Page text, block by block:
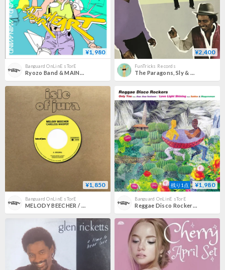
¥1,980
Banguard OnLinE sTorE
Ryozo Band & MAINAMIND / Eat Your Heart (Lovers Rock Mix) [7inch]
¥2,400
FunTricks Records
The Paragons, Sly & Robbie - Sly & Robbie Meet The Paragons [LP][Island Records] (USED)
¥1,850
Banguard OnLinE sTorE
残り1点 ¥1,980
Banguard OnLinE sTorE